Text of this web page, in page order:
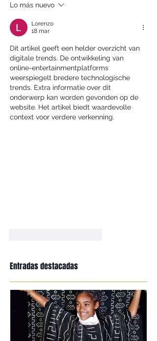
Lo más nuevo
Lorenzo
18 mar
Dit artikel geeft een helder overzicht van
digitale trends. De ontwikkeling van
online-entertainmentplatforms
weerspiegelt bredere technologische
trends. Extra informatie over dit
onderwerp kan worden gevonden op de
website. Het artikel biedt waardevolle
context voor verdere verkenning.
Entradas destacadas